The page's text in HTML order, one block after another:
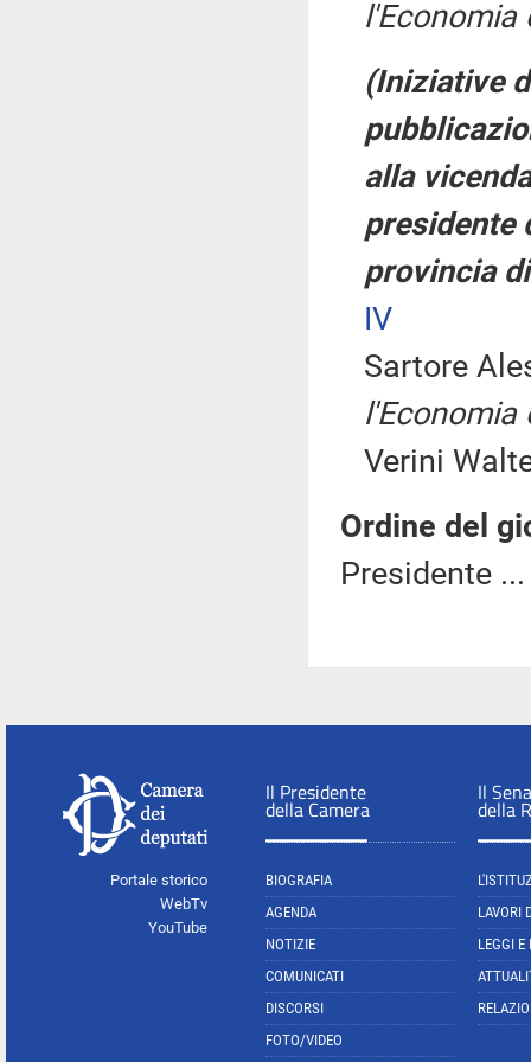
l'Economia
(Iniziative
alla
presidente
provincia
IV
Sartore
l'Economia
Verini
Ordine del
Presidente
Portale storico
WebTv
YouTube
Il Presidente
della Camera
BIOGRAFIA
AGENDA
NOTIZIE
COMUNICATI
DISCORSI
FOTO/VIDEO
Il
della
LAVORI
LEGGI E